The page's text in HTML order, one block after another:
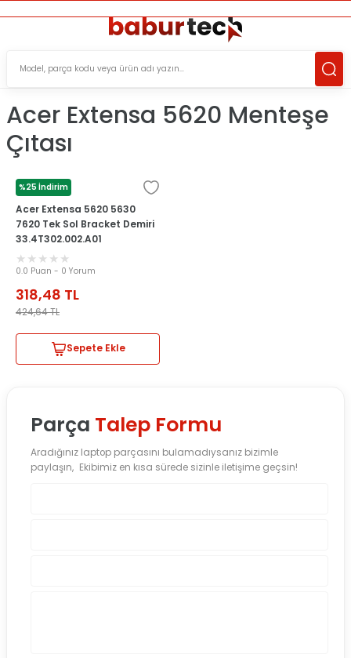
Acer Extensa 5620 Menteşe
Çıtası
%25 İndirim
ACER
Acer Extensa 5620 5630
7620 Tek Sol Bracket Demiri
33.4T302.002.A01
0.0 Puan - 0 Yorum
318,48 TL
424,64TL
Sepete Ekle
Parça Talep Formu
Aradığınız laptop parçasını bulamadıysanız bizimle
paylaşın, Ekibimiz en kısa sürede sizinle iletişime geçsin!